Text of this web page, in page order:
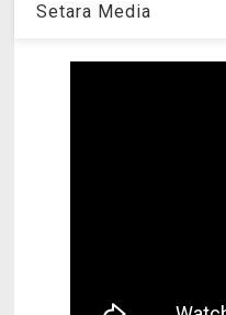
Setara Media